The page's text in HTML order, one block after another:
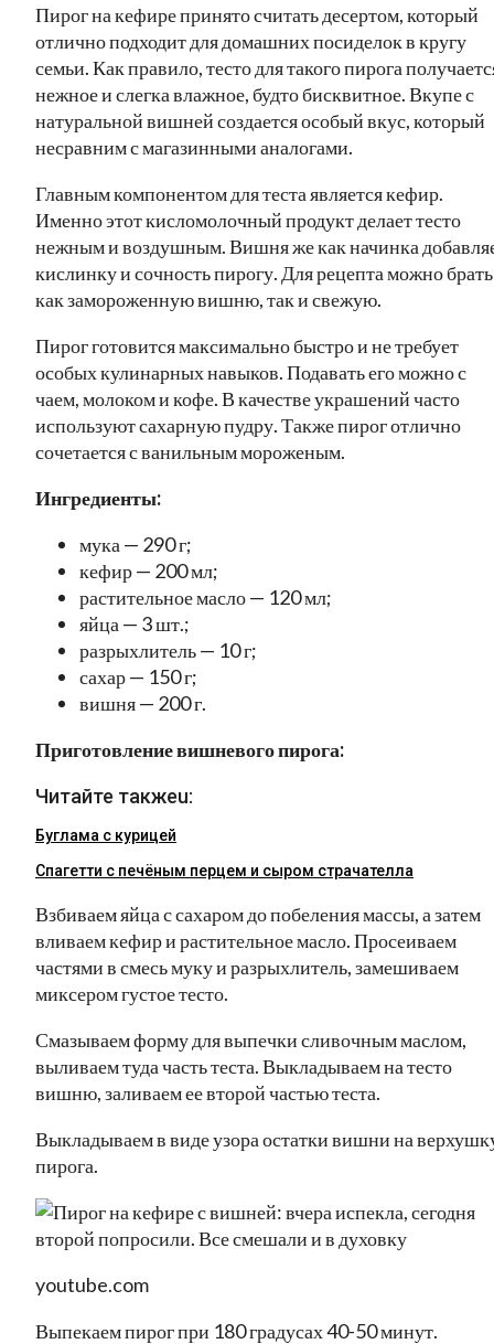
Пирог на кефире принято считать десертом, который
отлично подходит для домашних посиделок в кругу
семьи. Как правило, тесто для такого пирога
нежное и слегка влажное, будто бисквитное. Вкупе с
натуральной вишней создается особый вкус, который
несравним с магазинными аналогами.
Главным компонентом для теста является кефир.
Именно этот кисломолочный продукт делает тесто
нежным и воздушным. Вишня же как начинка
кислинку и сочность пирогу. Для рецепта можно брать
как замороженную вишню, так и свежую.
Пирог готовится максимально быстро и не требует
особых кулинарных навыков. Подавать его можно с
чаем, молоком и кофе. В качестве украшений часто
используют сахарную пудру. Также пирог отлично
сочетается с ванильным мороженым.
Ингредиенты:
мука — 290 г;
кефир — 200 мл;
растительное масло — 120 мл;
яйца — 3 шт.;
разрыхлитель — 10 г;
сахар — 150 г;
вишня — 200 г.
Приготовление вишневого пирога:
Читайте такжеu:
Буглама с курицей
Спагетти с печёным перцем и сыром страчателла
Взбиваем яйца с сахаром до побеления массы, а затем
вливаем кефир и растительное масло. Просеиваем
частями в смесь муку и разрыхлитель, замешиваем
миксером густое тесто.
Смазываем форму для выпечки сливочным маслом,
выливаем туда часть теста. Выкладываем на тесто
вишню, заливаем ее второй частью теста.
Выкладываем в виде узора остатки вишни на
пирога.
youtube.com
Выпекаем пирог при 180 градусах 40-50 минут.